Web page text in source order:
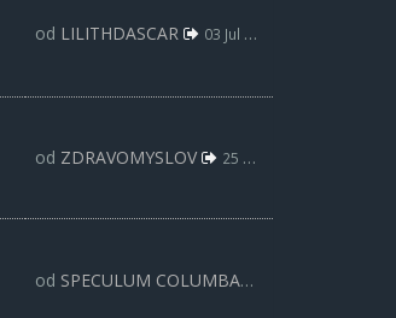
od LILITHDASCAR 03 Jul 2014, 05:13
od ZDRAVOMYSLOV 25 Jun 2014, 17:51
od SPECULUM COLUMBAE